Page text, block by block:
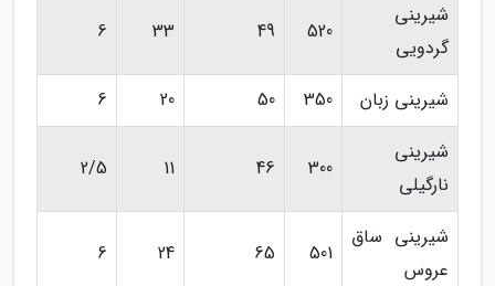
شیرینی
گردویی
520
49
33
6
شیرینی زبان 350
50
20
6
شیرینی
نارگیلی
300
46
11
2/5
شیرینی ساق
عروس
501
65
24
6